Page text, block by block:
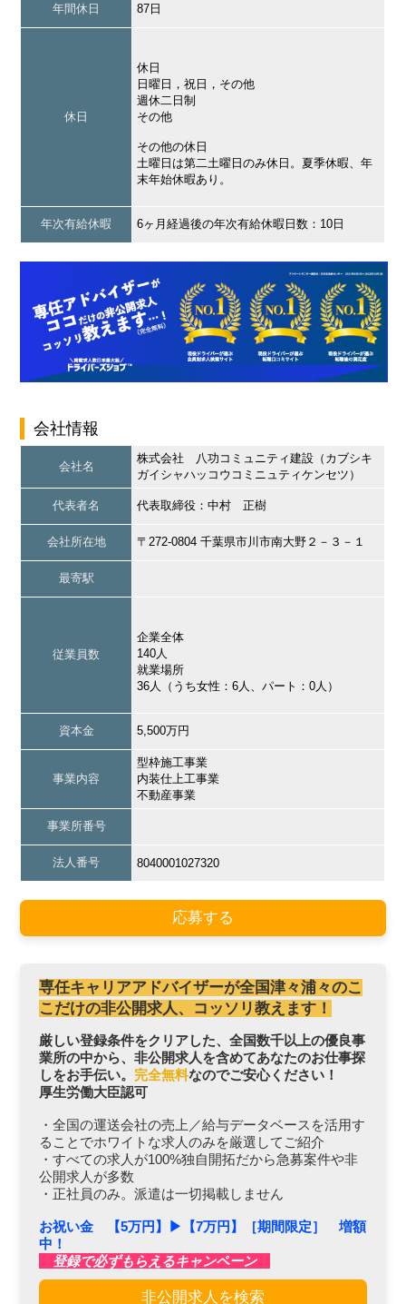
年間休日 87日
休日
休日
日曜日，祝日，その他
週休二日制
その他
その他の休日
土曜日は第二土曜日のみ休日。夏季休暇、年
末年始休暇あり。
年次有給休暇 6ヶ月経過後の年次有給休暇日数：10日
会社情報
会社名
株式会社 八功コミュニティ建設（カブシキ
ガイシャハッコウコミニュティケンセツ）
代表者名 代表取締役：中村 正樹
会社所在地 〒272-0804 千葉県市川市南大野２－３－１
最寄駅
従業員数
企業全体
140人
就業場所
36人（うち女性：6人、パート：0人）
資本金 5,500万円
事業内容
型枠施工事業
内装仕上工事業
不動産事業
事業所番号
法人番号 8040001027320
応募する
専任キャリアアドバイザーが全国津々浦々のこ
こだけの非公開求人、コッソリ教えます！
厳しい登録条件をクリアした、全国数千以上の優良事
業所の中から、非公開求人を含めてあなたのお仕事探
しをお手伝い。 完全無料なのでご安心ください！
厚生労働大臣認可
・全国の運送会社の売上／給与データベースを活用す
ることでホワイトな求人のみを厳選してご紹介
・すべての求人が100%独自開拓だから急募案件や非
公開求人が多数
・正社員のみ。派遣は一切掲載しません
お祝い金 【5万円】▶︎【7万円】［期間限定］ 増額
中！
登録で必ずもらえるキャンペーン
非公開求人を検索